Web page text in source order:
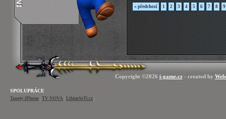
« předchozí 1 2 3 4 5 6 7 8 9
Copyright ©2026 i-game.cz- created by
SPOLUPRÁCE
Tapety iPhone TV NOVA LibimSeTi.cz